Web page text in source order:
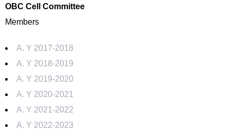
OBC Cell Committee
Members
A. Y 2017-2018
A. Y 2018-2019
A. Y 2019-2020
A. Y 2020-2021
A. Y 2021-2022
A. Y 2022-2023